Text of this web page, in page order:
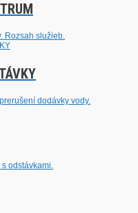
Rozsah služieb.
dodávky vody.
odstávkami.